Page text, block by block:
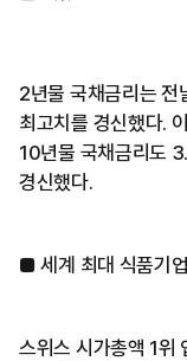
2년물 국채금리는 전
최고치를 경신했다.
10년물 국채금리도
경신했다.
■ 세계 최대 식품기
스위스 시가총액 1위